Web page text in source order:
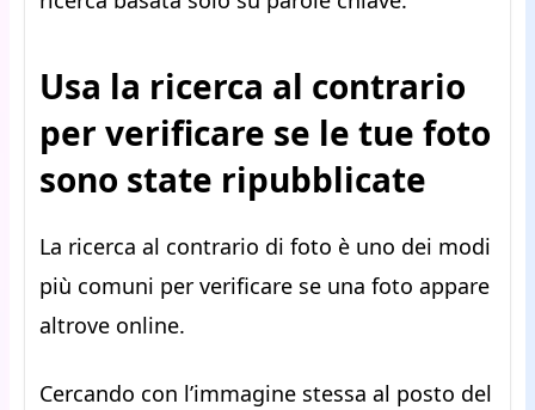
Usa la ricerca al contrario
per verificare se le tue foto
sono state ripubblicate
La ricerca al contrario di foto è uno dei modi
più comuni per verificare se una foto appare
altrove online.
Cercando con l’immagine stessa al posto del